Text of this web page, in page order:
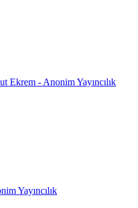
Ekrem - Anonim Yayıncılık